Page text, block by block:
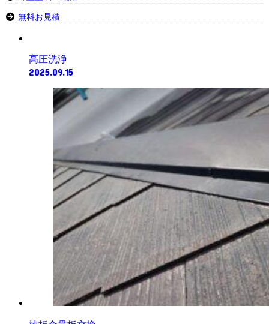
無料お見積
高圧洗浄
2025.09.15